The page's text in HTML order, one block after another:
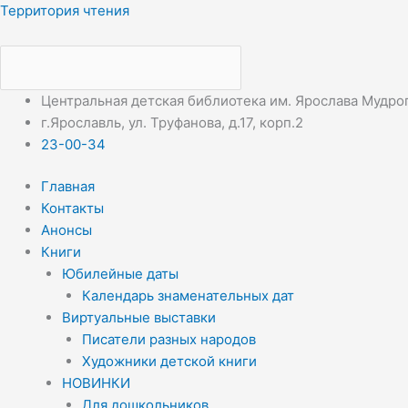
Перейти
Территория чтения
Центральная детская библиотека им. Ярослава
г.Ярославль, ул. Труфанова, д.17, корп.2
23-00-34
Меню
Главная
Контакты
Анонсы
Книги
Юбилейные даты
Календарь знаменательных дат
Виртуальные выставки
Писатели разных народов
Художники детской книги
НОВИНКИ
Меню